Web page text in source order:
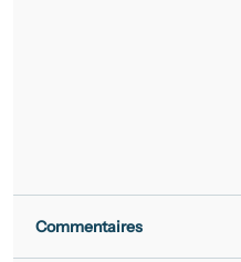
Commentaires